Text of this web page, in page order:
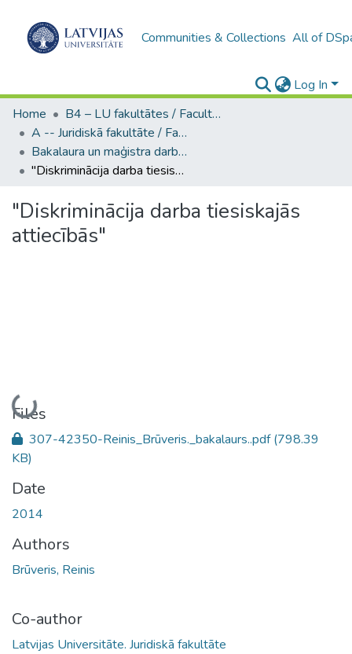
Communities & Collections All of
Log In
Home
B4 – LU fakultātes / Faculties of the UL
A -- Juridiskā fakultāte / Faculty of Law
Bakalaura un maģistra darbi (JF) / Bachelor's and Master's theses
"Diskriminācija darba tiesiskajās attiecībās"
"Diskriminācija darba tiesiskajās
attiecībās"
Loading...
Files
307-42350-Reinis_Brūveris._bakalaurs..pdf(798.39
KB)
Date
2014
Authors
Brūveris, Reinis
Co-author
Latvijas Universitāte. Juridiskā fakultāte